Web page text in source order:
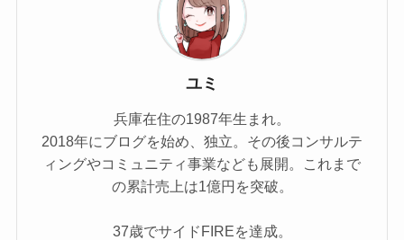
ユミ
兵庫在住の1987年生まれ。
2018年にブログを始め、独立。その後コンサルテ
ィングやコミュニティ事業なども展開。これまで
の累計売上は1億円を突破。
37歳でサイドFIREを達成。